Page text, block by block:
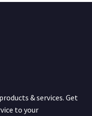
& services. Get
to your